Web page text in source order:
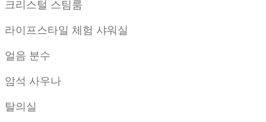
크리스털 스팀룸
라이프스타일 체험 샤워실
얼음 분수
암석 사우나
탈의실